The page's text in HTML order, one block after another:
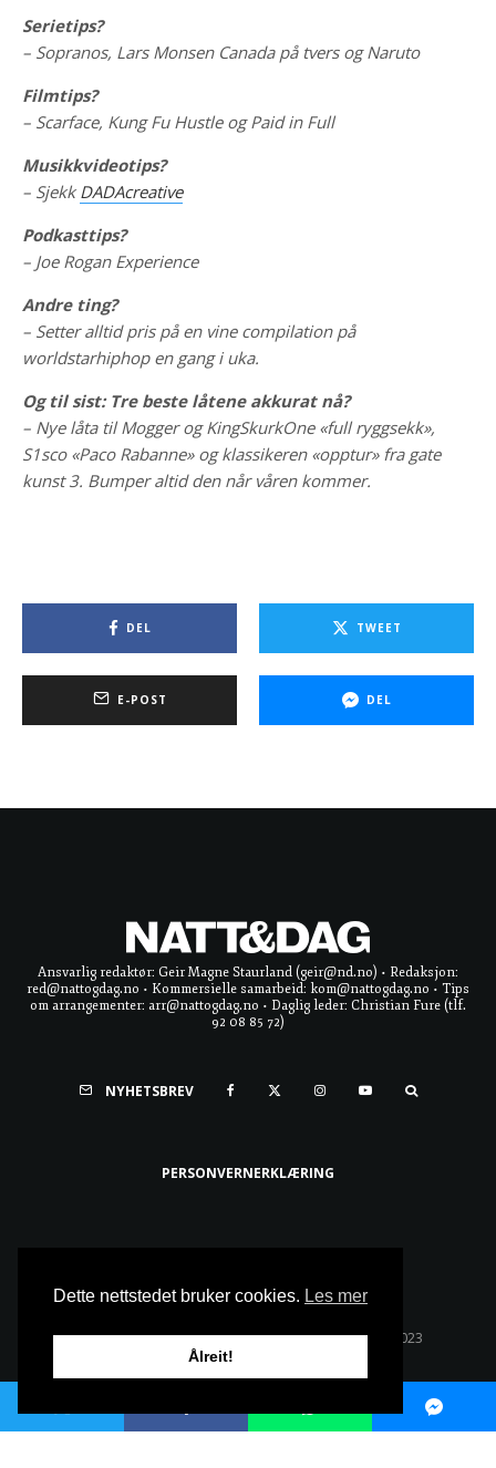
Serietips?
– Sopranos, Lars Monsen Canada på tvers og Naruto
Filmtips?
– Scarface, Kung Fu Hustle og Paid in Full
Musikkvideotips?
– Sjekk DADAcreative
Podkasttips?
– Joe Rogan Experience
Andre ting?
– Setter alltid pris på en vine compilation på
worldstarhiphop en gang i uka.
Og til sist: Tre beste låtene akkurat nå?
– Nye låta til Mogger og KingSkurkOne «full ryggsekk»,
S1sco «Paco Rabanne» og klassikeren «opptur» fra gate
kunst 3. Bumper altid den når våren kommer.
DEL TWEET
E-POST DEL
Ansvarlig redaktør: Geir Magne Staurland (geir@nd.no) • Redaksjon:
red@nattogdag.no • Kommersielle samarbeid: kom@nattogdag.no • Tips
om arrangementer: arr@nattogdag.no • Daglig leder: Christian Fure (tlf.
92 08 85 72)
NYHETSBREV
PERSONVERNERKLÆRING
Alle rettigheter reservert • Copyright © Natt & Dag 2023
Dette nettstedet bruker cookies. Les mer
Ålreit!